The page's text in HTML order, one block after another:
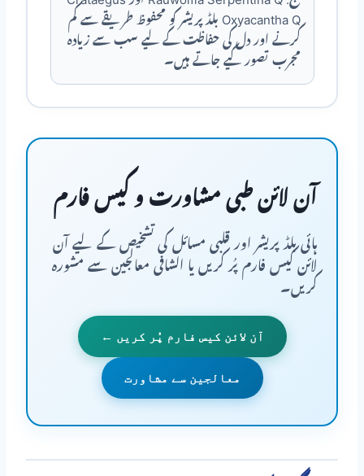
Oxyacantha Q بلڈ پریشر کو محفوظ طریقے سے کم
کرنے اور دل کی حفاظت کے لیے سب سے زیادہ
مجرب تصور کیے جاتے ہیں۔
آن لائن طبی مشاورت و کیس فارم
ہائی بلڈ پریشر اور قلبی مسائل کی تشخیص کے لیے آن
لائن کیس فارم پُر کریں یا الشافی معالجین سے مشورہ
کریں۔
آن لائن کیس فارم پُر کریں ←
معالجین سے مشاورت